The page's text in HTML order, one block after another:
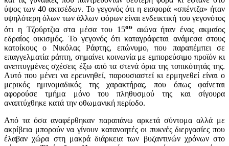
ύψος των 40 ακτσέδων. Το γεγονός ότι η εισφορά «σπέντζα» ήταν
υψηλότερη όλων των άλλων φόρων είναι ενδεικτική του γεγονότος
ότι η Τζούρτζια στα μέσα του 15ουαιώνα ήταν ένας ακμαίος
εδραίος οικισμός. Το γεγονός ότι καταγράφεται ανάμεσα στους
κατοίκους ο Νικόλας Ράφτης, επώνυμο, που παραπέμπει σε
επαγγελματία ράπτη, σημαίνει κοινωνία με εμπορεύσιμο προϊόν κι
ανεπτυγμένες σχέσεις έξω από τα στενά όρια της τοπικότητάς της.
Αυτό που μένει να ερευνηθεί, παρουσιαστεί κι ερμηνεθεί είναι ο
μερικός ημινομαδικός της χαρακτήρας, που όπως φαίνεται
αφορούσε τμήμα μόνο του πληθυσμού της και σίγουρα
αναπτύχθηκε κατά την οθωμανική περίοδο.
Από τα όσα αναφέρθηκαν παραπάνω αρκετά σύντομα αλλά με
ακρίβεια μπορούν να γίνουν κατανοητές οι πυκνές διεργασίες που
έλαβαν χώρα στη μακρά διάρκεια των βυζαντινών χρόνων στο